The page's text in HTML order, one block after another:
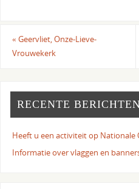
« Geervliet, Onze-Lieve-
Vrouwekerk
RECENTE
Heeft u een activiteit op Nationale
Informatie over vlaggen en